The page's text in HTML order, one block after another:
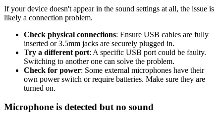
If your device doesn't appear in the sound settings at all, the issue is
likely a connection problem.
Check physical connections: Ensure USB cables are fully
inserted or 3.5mm jacks are securely plugged in.
Try a different port: A specific USB port could be faulty.
Switching to another one can solve the problem.
Check for power: Some external microphones have their
own power switch or require batteries. Make sure they are
turned on.
Microphone is detected but no sound